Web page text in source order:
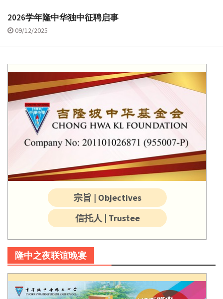
2026学年隆中华独中征聘启事
09/12/2025
宗旨 | Objectives
信托人 | Trustee
隆中之夜联谊晚宴